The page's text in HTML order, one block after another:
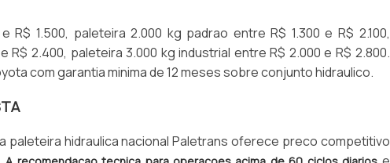
1.500, paleteira 2.000 kg padrao entre R$ 1.300 e R$ 2.100,
2.400, paleteira 3.000 kg industrial entre R$ 2.000 e R$ 2.800.
com garantia minima de 12 meses sobre conjunto hidraulico.
hidraulica nacional Paletrans oferece preco competitivo